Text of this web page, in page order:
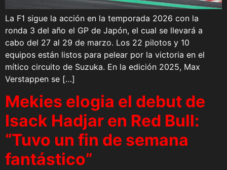
La F1 sigue la acción en la temporada 2026 con la
ronda 3 del año el GP de Japón, el cual se llevará a
cabo del 27 al 29 de marzo. Los 22 pilotos y 10
equipos están listos para pelear por la victoria en el
mítico circuito de Suzuka. En la edición 2025, Max
Verstappen se […]
Mekies elogia el debut de
Isack Hadjar en Red Bull:
“Tuvo un fin de semana
fantástico”